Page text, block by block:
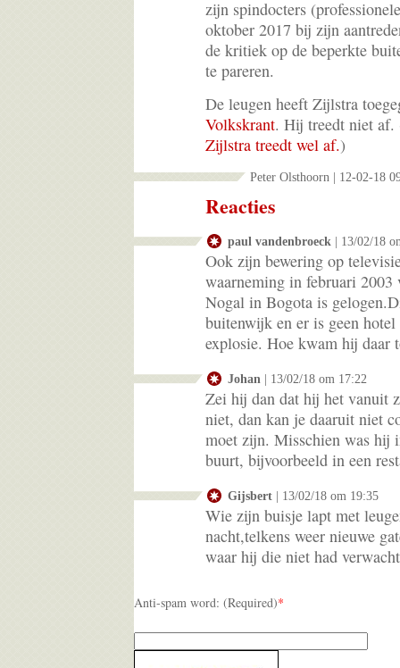
zijn spindocters
oktober 2017 bij zijn
de kritiek op de beperkte
te pareren.
De leugen heeft Zijlstra
Volkskrant. Hij treedt niet af.
Zijlstra treedt wel af.)
Peter Olsthoorn | 12-02-18
Reacties
paul vandenbroeck | 13/02/18
Ook zijn bewering op
waarneming in februari
Nogal in Bogota is
buitenwijk en er is geen
explosie. Hoe kwam hij daar
Johan | 13/02/18 om 17:22
Zei hij dan dat hij het vanuit
niet, dan kan je daaruit niet
moet zijn. Misschien was hij
buurt, bijvoorbeeld in een
Gijsbert | 13/02/18 om 19:35
Wie zijn buisje lapt met
nacht,telkens weer nieuwe
waar hij die niet had
Anti-spam word: (Required)*